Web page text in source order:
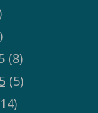
(8)
(5)